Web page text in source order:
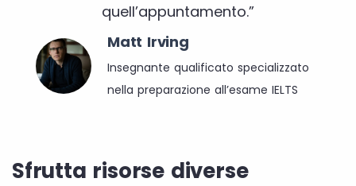
quell’appuntamento.”
Matt Irving
Insegnante qualificato specializzato
nella preparazione all’esame IELTS
Sfrutta risorse diverse